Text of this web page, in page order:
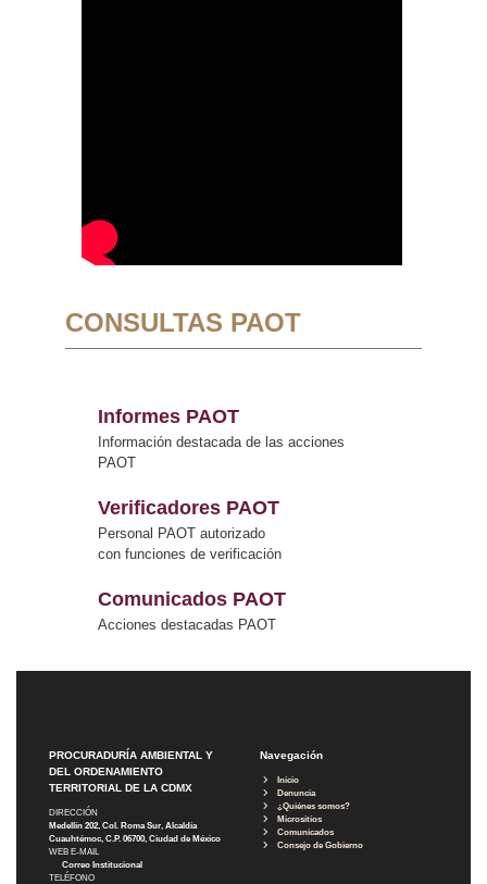
CONSULTAS PAOT
Informes PAOT
Información destacada de las acciones
PAOT
Verificadores PAOT
Personal PAOT autorizado
con funciones de verificación
Comunicados PAOT
Acciones destacadas PAOT
PROCURADURÍA AMBIENTAL Y
DEL ORDENAMIENTO
TERRITORIAL DE LA CDMX
DIRECCIÓN
Medellín 202, Col. Roma Sur, Alcaldía
Cuauhtémoc, C.P. 06700, Ciudad de México
WEB E-MAIL
Correo Institucional
TELÉFONO
Navegación
Inicio
Denuncia
¿Quiénes somos?
Micrositios
Comunicados
Consejo de Gobierno